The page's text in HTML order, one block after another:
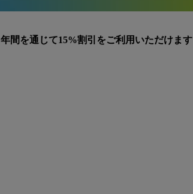
年間を通じて15%割引をご利用いただけます